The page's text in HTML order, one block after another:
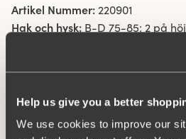
Help us give you a better
We use cookies to improve our
Artikel Nummer: 220901
Hak och hysk: B-D 75-85: 2 på
Vad gör den så